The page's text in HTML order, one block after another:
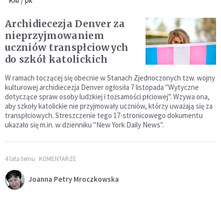
Archidiecezja Denver za
nieprzyjmowaniem
uczniów transpłciowych
do szkół katolickich
W ramach toczącej się obecnie w Stanach Zjednoczonych tzw. wojny
kulturowej archidiecezja Denver ogłosiła 7 listopada "Wytyczne
dotyczące spraw osoby ludzkiej i tożsamości płciowej". Wzywa ona,
aby szkoły katolickie nie przyjmowały uczniów, którzy uważają się za
transpłciowych. Streszczenie tego 17-stronicowego dokumentu
ukazało się m.in. w dzienniku "New York Daily News".
4 lata temu KOMENTARZE
Joanna Petry Mroczkowska